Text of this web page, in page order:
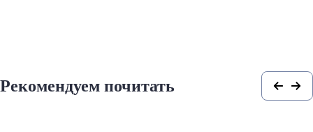
Рекомендуем почитать